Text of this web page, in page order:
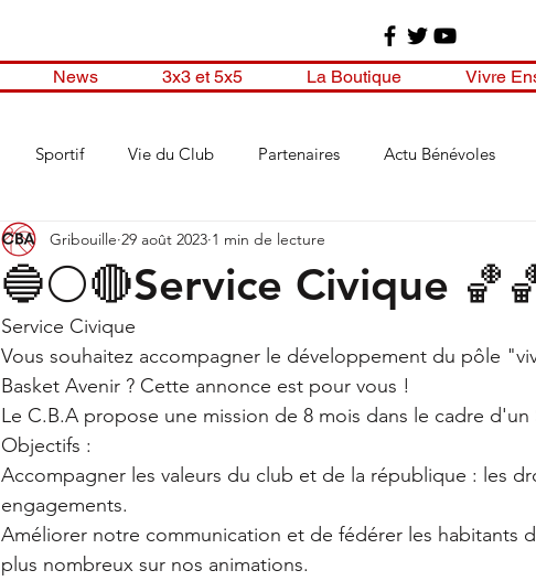
News 3x3 et 5x5 La Boutique Vivre
Sportif Vie du Club Partenaires Actu Bénévoles
🔵⚪️🔴Service Civique
Gribouille 29 août 2023 1 min de lecture
Service Civique
Vous souhaitez accompagner le développement du pôle
Basket Avenir ? Cette annonce est pour vous !
Le C.B.A propose une mission de 8 mois dans le cadre d'un
Objectifs :
Accompagner les valeurs du club et de la république : les
engagements.
Améliorer notre communication et de fédérer les habitants
plus nombreux sur nos animations.